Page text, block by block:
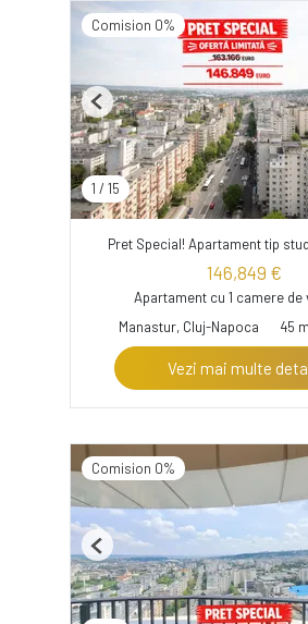
Comision 0%
1 / 15
Previous
Pret Special! Apartament tip
146,849 €
Apartament cu 1 camere de
Manastur, Cluj-Napoca
45
Vezi mai multe
Comision 0%
Previous